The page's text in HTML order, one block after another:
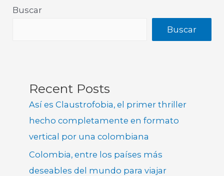
Buscar
Buscar
Recent Posts
Así es Claustrofobia, el primer thriller
hecho completamente en formato
vertical por una colombiana
Colombia, entre los países más
deseables del mundo para viajar